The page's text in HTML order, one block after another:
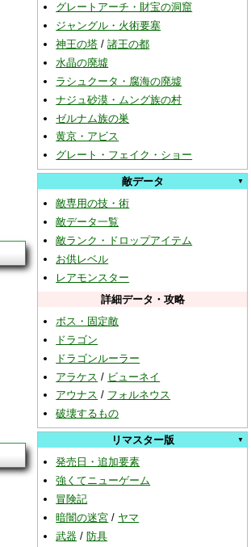
グレートアーチ・財宝の洞窟
ジャングル・火術要塞
神王の塔 /諸王の都
水晶の廃墟
ラシュクータ・腐海の廃墟
ナジュ砂漠・ムング族の村
ゼルナム族の巣
黄京・アビス
グレート・フェイク・ショー
敵データ
敵専用の技・術
敵データ一覧
敵ランク・ドロップアイテム
お供レベル
レアモンスター
詳細データ・攻略
ボス・固定敵
ドラゴン
ドラゴンルーラー
アラケス / ビューネイ
アウナス / フォルネウス
破壊するもの
リマスター版
発売日・追加要素
強くてニューゲーム
冒険記
暗闇の迷宮 / ヤマ
武器 / 防具